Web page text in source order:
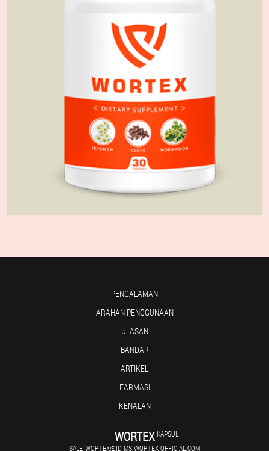
PENGALAMAN
ARAHAN PENGGUNAAN
ULASAN
BANDAR
ARTIKEL
FARMASI
KENALAN
WORTEX KAPSUL
SALE_WORTEX@ID-MS.WORTEX-OFFICIAL.COM